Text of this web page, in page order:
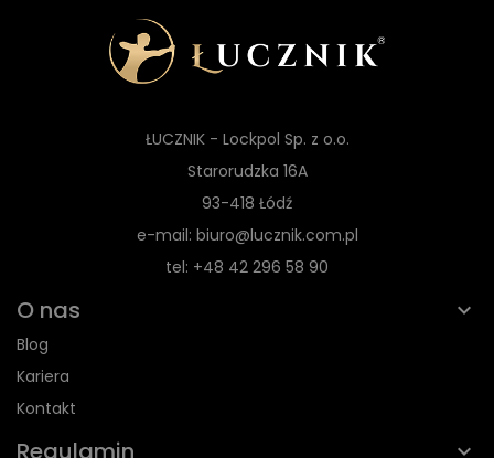
ŁUCZNIK - Lockpol Sp. z o.o.
Starorudzka 16A
93-418 Łódź
e-mail: biuro@lucznik.com.pl
tel: +48 42 296 58 90
O nas
Blog
Kariera
Kontakt
Regulamin